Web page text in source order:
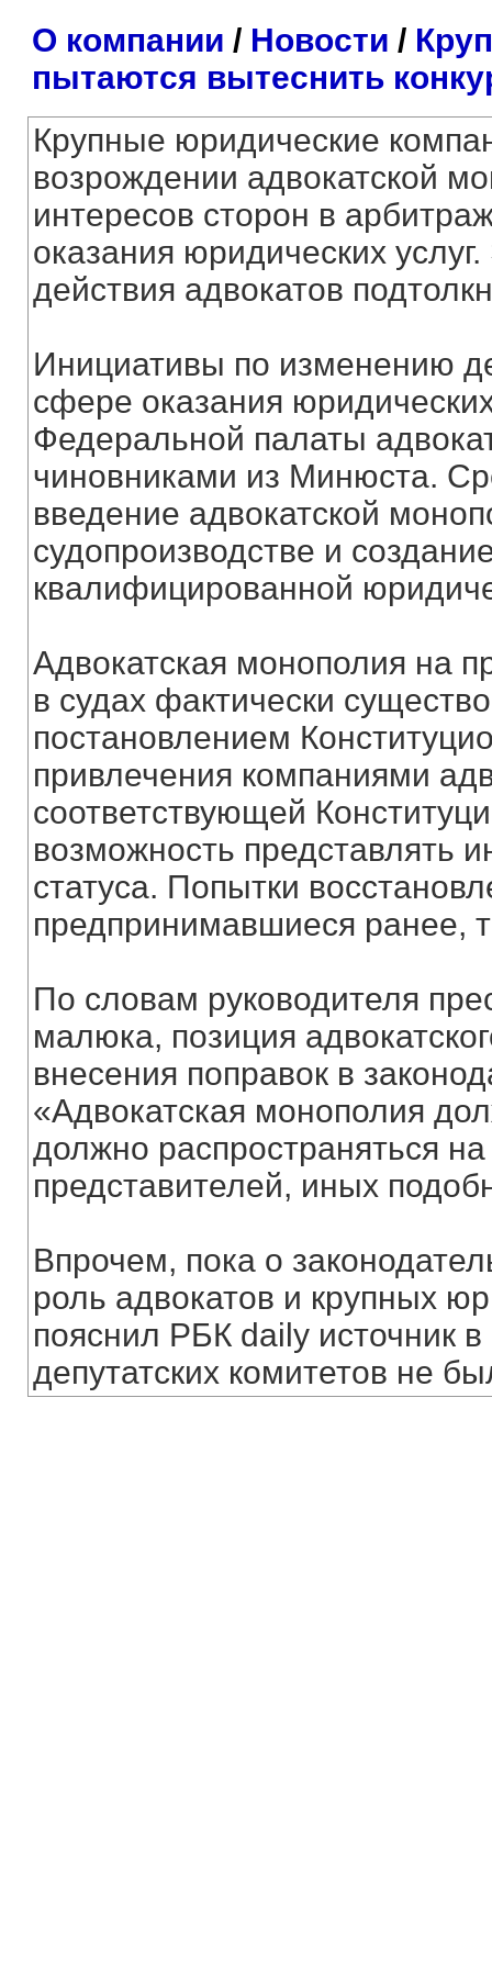
О компании / Новости /
пытаются вытеснить
Крупные юридические
возрождении адвокатской
интересов сторон в
оказания юридических
действия адвокатов
Инициативы по изменению
сфере оказания
Федеральной палаты
чиновниками из Минюста.
введение адвокатской
судопроизводстве и
квалифицированной
Адвокатская монополия на
в судах фактически
постановлением
привлечения компаниями
соответствующей
возможность представлять
статуса. Попытки
предпринимавшиеся ранее,
По словам руководителя
малюка, позиция
внесения поправок в
«Адвокатская монополия
должно распространяться
представителей, иных
Впрочем, пока о
роль адвокатов и крупных
пояснил РБК daily источник
депутатских комитетов не